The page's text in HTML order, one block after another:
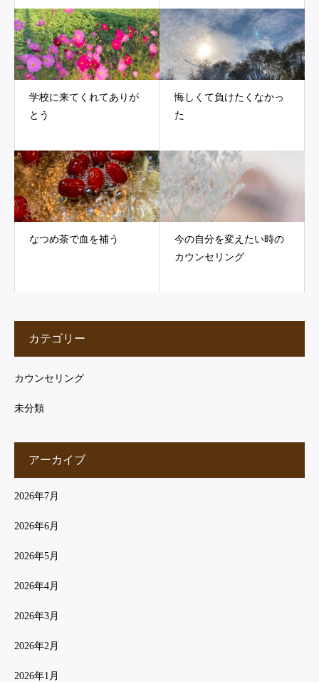
学校に来てくれてありが
とう
悔しくて負けたくなかっ
た
なつめ茶で血を補う
今の自分を変えたい時の
カウンセリング
カテゴリー
カウンセリング
未分類
アーカイブ
2026年7月
2026年6月
2026年5月
2026年4月
2026年3月
2026年2月
2026年1月